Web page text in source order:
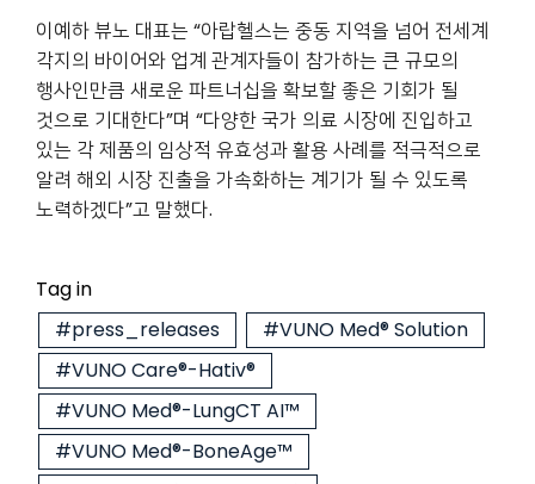
이예하 뷰노 대표는 “아랍헬스는 중동 지역을 넘어 전세계
각지의 바이어와 업계 관계자들이 참가하는 큰 규모의
행사인만큼 새로운 파트너십을 확보할 좋은 기회가 될
것으로 기대한다”며 “다양한 국가 의료 시장에 진입하고
있는 각 제품의 임상적 유효성과 활용 사례를 적극적으로
알려 해외 시장 진출을 가속화하는 계기가 될 수 있도록
노력하겠다”고 말했다.
Tag in
#press_releases
#VUNO Med® Solution
#VUNO Care®-Hativ®
#VUNO Med®-LungCT AI™
#VUNO Med®-BoneAge™